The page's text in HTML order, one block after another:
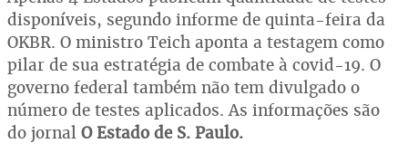
disponíveis, segundo informe de quinta-feira da
OKBR. O ministro Teich aponta a testagem como
pilar de sua estratégia de combate à covid-19. O
governo federal também não tem divulgado o
número de testes aplicados. As informações são
do jornal O Estado de S. Paulo.